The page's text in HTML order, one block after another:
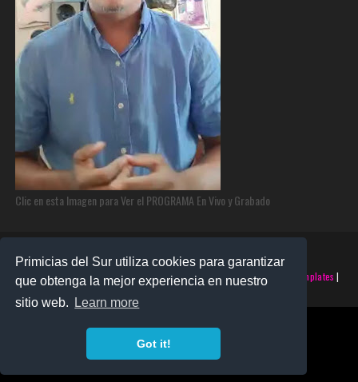
Primicias del Sur utiliza cookies para garantizar
que obtenga la mejor experiencia en nuestro
sitio web.
Learn more
Got it!
Clic en esta Imagen para Ver el PROGRAMA En Vivo y Grabado
©2025 PRIMICIAS DEL SUR | Derechos Reservados | Creado con SoraTemplates |
Realizado porSANTO MONTERO